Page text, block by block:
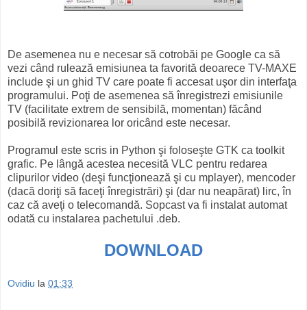
De asemenea nu e necesar să cotrobăi pe Google ca să
vezi când rulează emisiunea ta favorită deoarece TV-MAXE
include şi un ghid TV care poate fi accesat uşor din interfaţa
programului. Poţi de asemenea să înregistrezi emisiunile
TV (facilitate extrem de sensibilă, momentan) făcând
posibilă revizionarea lor oricând este necesar.
Programul este scris in Python şi foloseşte GTK ca toolkit
grafic. Pe lângă acestea necesită VLC pentru redarea
clipurilor video (deşi funcţionează şi cu mplayer), mencoder
(dacă doriţi să faceţi înregistrări) şi (dar nu neapărat) lirc, în
caz că aveţi o telecomandă. Sopcast va fi instalat automat
odată cu instalarea pachetului .deb.
DOWNLOAD
Ovidiu la 01:33